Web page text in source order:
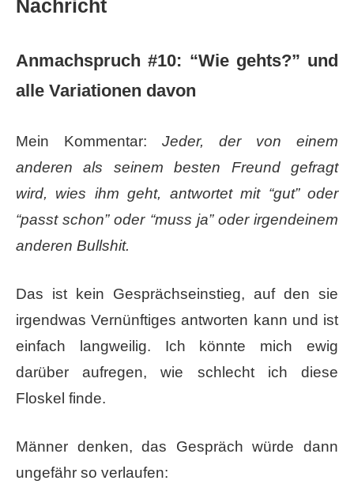
Nachricht
Anmachspruch #10:​ “Wie gehts?” und
alle Variationen davon
Mein Kommentar: Jeder, der von einem
anderen als seinem besten Freund gefragt
wird, wies ihm geht, antwortet mit “gut” oder
“passt schon” oder “muss ja” oder irgendeinem
anderen Bullshit.
Das ist kein Gesprächseinstieg, auf den sie
irgendwas Vernünftiges antworten kann und ist
einfach langweilig. Ich könnte mich ewig
darüber aufregen, wie schlecht ich diese
Floskel finde.
Männer denken, das Gespräch würde dann
ungefähr so verlaufen: